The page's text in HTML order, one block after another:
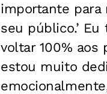
importante para
seu público.’
voltar 100% aos
estou muito